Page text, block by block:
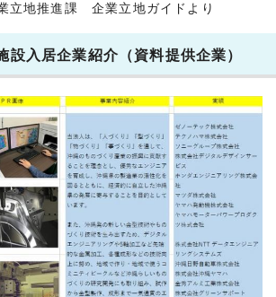
立地推進課 企業立地ガイドより
設入居企業紹介（資料提供企業）